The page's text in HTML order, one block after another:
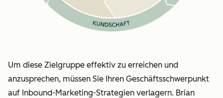
Um diese Zielgruppe effektiv zu erreichen und
anzusprechen, müssen Sie Ihren Geschäftsschwerpunkt
auf Inbound-Marketing-Strategien verlagern. Brian